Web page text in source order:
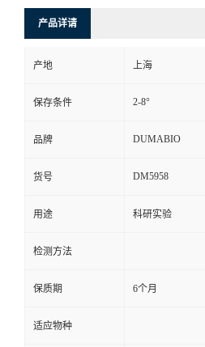
系
方
产品详请
产地 上海
保存条件 2-8°
品牌 DUMABIO
货号 DM5958
用途 科研实验
检测方法
保质期 6个月
适应物种